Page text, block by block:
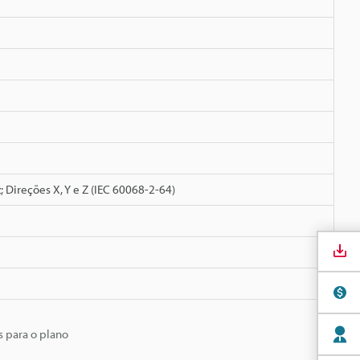
X, Y e Z (IEC 60068-2-64)
para o plano